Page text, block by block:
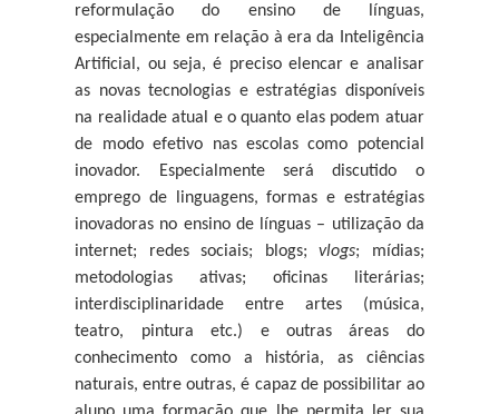
reformulação do ensino de línguas,
especialmente em relação à era da Inteligência
Artificial, ou seja, é preciso elencar e analisar
as novas tecnologias e estratégias disponíveis
na realidade atual e o quanto elas podem atuar
de modo efetivo nas escolas como potencial
inovador. Especialmente será discutido o
emprego de linguagens, formas e estratégias
inovadoras no ensino de línguas – utilização da
internet; redes sociais; blogs;vlogs; mídias;
metodologias ativas; oficinas literárias;
interdisciplinaridade entre artes (música,
teatro, pintura etc.) e outras áreas do
conhecimento como a história, as ciências
naturais, entre outras, é capaz de possibilitar ao